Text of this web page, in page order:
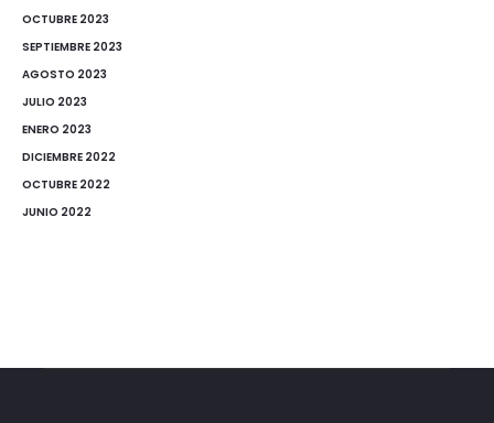
OCTUBRE 2023
SEPTIEMBRE 2023
AGOSTO 2023
JULIO 2023
ENERO 2023
DICIEMBRE 2022
OCTUBRE 2022
JUNIO 2022